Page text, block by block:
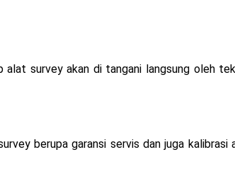
alat survey akan di tangani langsung oleh
berupa garansi servis dan juga kalibrasi